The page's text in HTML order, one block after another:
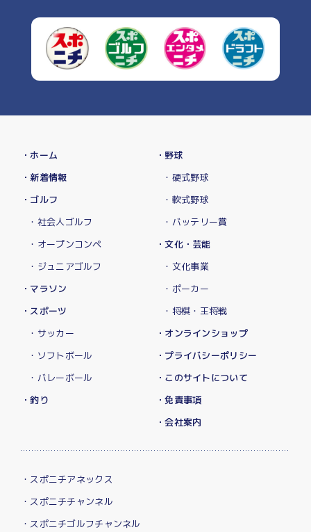
・ホーム
・新着情報
・ゴルフ
・社会人ゴルフ
・オープンコンペ
・ジュニアゴルフ
・マラソン
・スポーツ
・サッカー
・ソフトボール
・バレーボール
・釣り
・野球
・硬式野球
・軟式野球
・バッテリー賞
・文化・芸能
・文化事業
・ポーカー
・将棋・王将戦
・オンラインショップ
・プライバシーポリシー
・このサイトについて
・免責事項
・会社案内
・スポニチアネックス
・スポニチチャンネル
・スポニチゴルフチャンネル